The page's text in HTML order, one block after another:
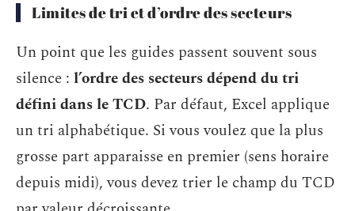
Limites de tri et d’ordre des secteurs
Un point que les guides passent souvent sous
silence : l’ordre des secteurs dépend du tri
défini dans le TCD. Par défaut, Excel applique
un tri alphabétique. Si vous voulez que la plus
grosse part apparaisse en premier (sens horaire
depuis midi), vous devez trier le champ du TCD